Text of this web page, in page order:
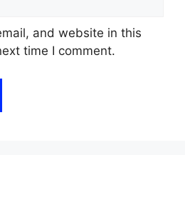
and website in this
time I comment.